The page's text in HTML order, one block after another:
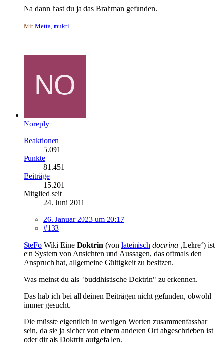
Na dann hast du ja das Brahman gefunden.
Mit Metta mukti
Noreply
Reaktionen
5.091
Punkte
81.451
Beiträge
15.201
Mitglied seit
24. Juni 2011
26. Januar 2023 um 20:17
#133
SteFo Wiki Eine Doktrin (von lateinisch doctrina ‚Lehre‘) ist
ein System von Ansichten und Aussagen, das oftmals den
Anspruch hat, allgemeine Gültigkeit zu besitzen.
Was meinst du als "buddhistische Doktrin" zu erkennen.
Das hab ich bei all deinen Beiträgen nicht gefunden, obwohl
immer gesucht.
Die müsste eigentlich in wenigen Worten zusammenfassbar
sein, da sie ja sicher von einem anderen Ort abgeschrieben ist
oder dir als Doktrin aufgefallen.